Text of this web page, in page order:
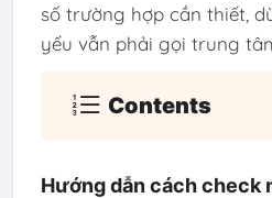
số trường hợp cần thiết,
yếu vẫn phải gọi trung
Contents
Hướng dẫn cách check